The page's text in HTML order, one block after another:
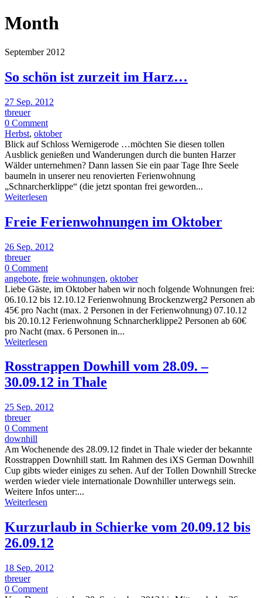
Month
September 2012
So schön ist zurzeit im Harz…
27 Sep. 2012
tbreuer
0 Comment
Herbst, oktober
Blick auf Schloss Wernigerode …möchten Sie diesen tollen
Ausblick genießen und Wanderungen durch die bunten Harzer
Wälder unternehmen? Dann lassen Sie ein paar Tage Ihre Seele
baumeln in unserer neu renovierten Ferienwohnung
„Schnarcherklippe“ (die jetzt spontan frei geworden...
Weiterlesen
Freie Ferienwohnungen im Oktober
26 Sep. 2012
tbreuer
0 Comment
angebote, freie wohnungen, oktober
Liebe Gäste, im Oktober haben wir noch folgende Wohnungen frei:
06.10.12 bis 12.10.12 Ferienwohnung Brockenzwerg2 Personen ab
45€ pro Nacht (max. 2 Personen in der Ferienwohnung) 07.10.12
bis 20.10.12 Ferienwohnung Schnarcherklippe2 Personen ab 60€
pro Nacht (max. 6 Personen in...
Weiterlesen
Rosstrappen Dowhill vom 28.09. –
30.09.12 in Thale
25 Sep. 2012
tbreuer
0 Comment
downhill
Am Wochenende des 28.09.12 findet in Thale wieder der bekannte
Rosstrappen Downhill statt. Im Rahmen des iXS German Downhill
Cup gibts wieder einiges zu sehen. Auf der Tollen Downhill Strecke
werden wieder viele internationale Downhiller unterwegs sein.
Weitere Infos unter:...
Weiterlesen
Kurzurlaub in Schierke vom 20.09.12 bis
26.09.12
18 Sep. 2012
tbreuer
0 Comment